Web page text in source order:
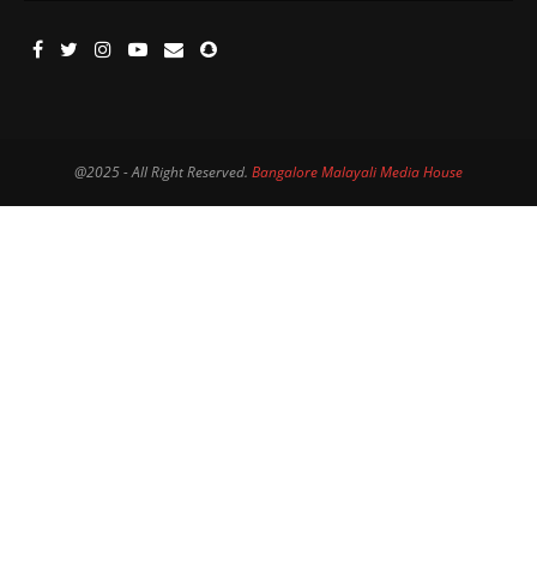
@2025 - All Right Reserved. Bangalore Malayali Media House